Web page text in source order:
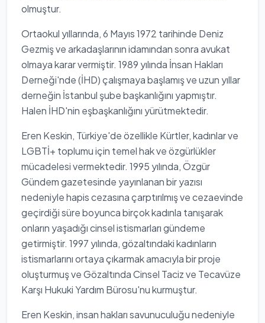
olmuştur.
Ortaokul yıllarında, 6 Mayıs 1972 tarihinde Deniz
Gezmiş ve arkadaşlarının idamından sonra avukat
olmaya karar vermiştir. 1989 yılında İnsan Hakları
Derneği'nde (İHD) çalışmaya başlamış ve uzun yıllar
derneğin İstanbul şube başkanlığını yapmıştır.
Halen İHD'nin eşbaşkanlığını yürütmektedir.
Eren Keskin, Türkiye'de özellikle Kürtler, kadınlar ve
LGBTİ+ toplumu için temel hak ve özgürlükler
mücadelesi vermektedir. 1995 yılında, Özgür
Gündem gazetesinde yayınlanan bir yazısı
nedeniyle hapis cezasına çarptırılmış ve cezaevinde
geçirdiği süre boyunca birçok kadınla tanışarak
onların yaşadığı cinsel istismarları gündeme
getirmiştir. 1997 yılında, gözaltındaki kadınların
istismarlarını ortaya çıkarmak amacıyla bir proje
oluşturmuş ve Gözaltında Cinsel Taciz ve Tecavüze
Karşı Hukuki Yardım Bürosu'nu kurmuştur.
Eren Keskin, insan hakları savunuculuğu nedeniyle